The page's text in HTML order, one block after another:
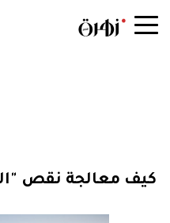
كيف معالجة نقص